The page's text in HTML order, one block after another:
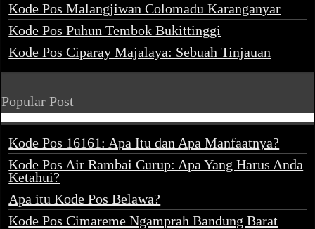
Kode Pos Malangjiwan Colomadu Karanganyar
Kode Pos Puhun Tembok Bukittinggi
Kode Pos Ciparay Majalaya: Sebuah Tinjauan
Popular Post
Kode Pos 16161: Apa Itu dan Apa Manfaatnya?
Kode Pos Air Rambai Curup: Apa Yang Harus Anda
Ketahui?
Apa itu Kode Pos Belawa?
Kode Pos Cimareme Ngamprah Bandung Barat